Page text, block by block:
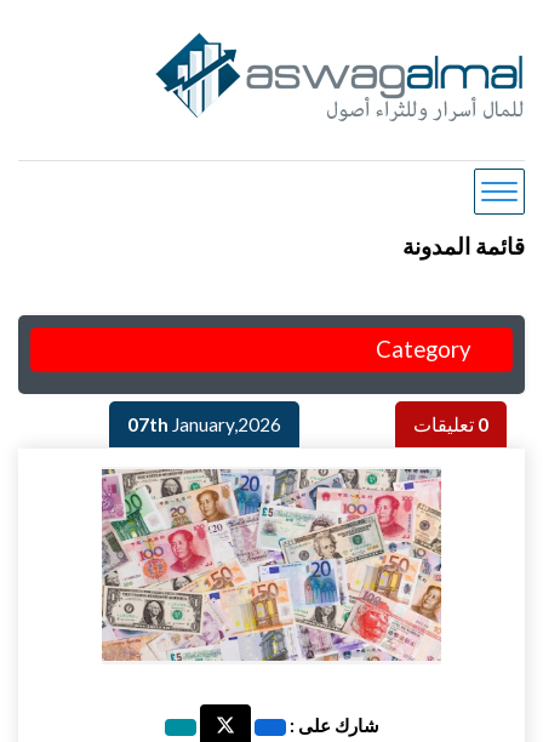
قائمة المدونة
Category
شارك على :
07th January,2026 0 تعليقات